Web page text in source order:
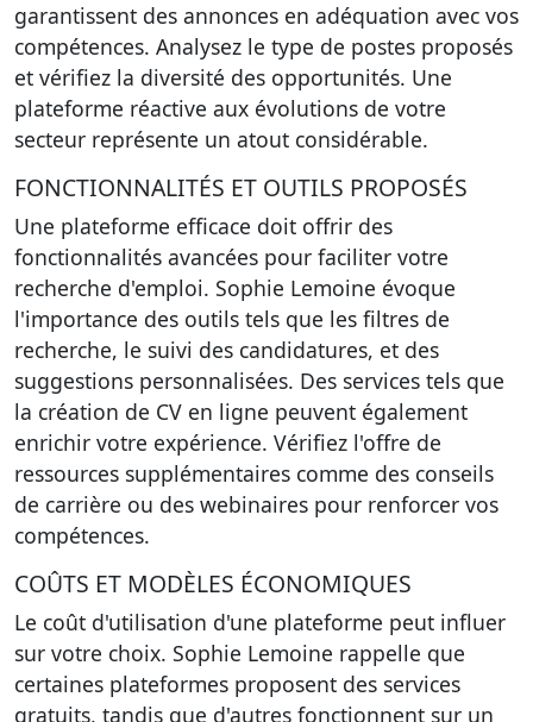
garantissent des annonces en adéquation avec vos
compétences. Analysez le type de postes proposés
et vérifiez la diversité des opportunités. Une
plateforme réactive aux évolutions de votre
secteur représente un atout considérable.
FONCTIONNALITÉS ET OUTILS PROPOSÉS
Une plateforme efficace doit offrir des
fonctionnalités avancées pour faciliter votre
recherche d'emploi. Sophie Lemoine évoque
l'importance des outils tels que les filtres de
recherche, le suivi des candidatures, et des
suggestions personnalisées. Des services tels que
la création de CV en ligne peuvent également
enrichir votre expérience. Vérifiez l'offre de
ressources supplémentaires comme des conseils
de carrière ou des webinaires pour renforcer vos
compétences.
COÛTS ET MODÈLES ÉCONOMIQUES
Le coût d'utilisation d'une plateforme peut influer
sur votre choix. Sophie Lemoine rappelle que
certaines plateformes proposent des services
gratuits, tandis que d'autres fonctionnent sur un